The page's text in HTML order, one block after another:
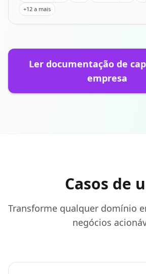
+12 a mais
Ler documentação de
empresa
Casos de
Transforme qualquer domínio
negócios